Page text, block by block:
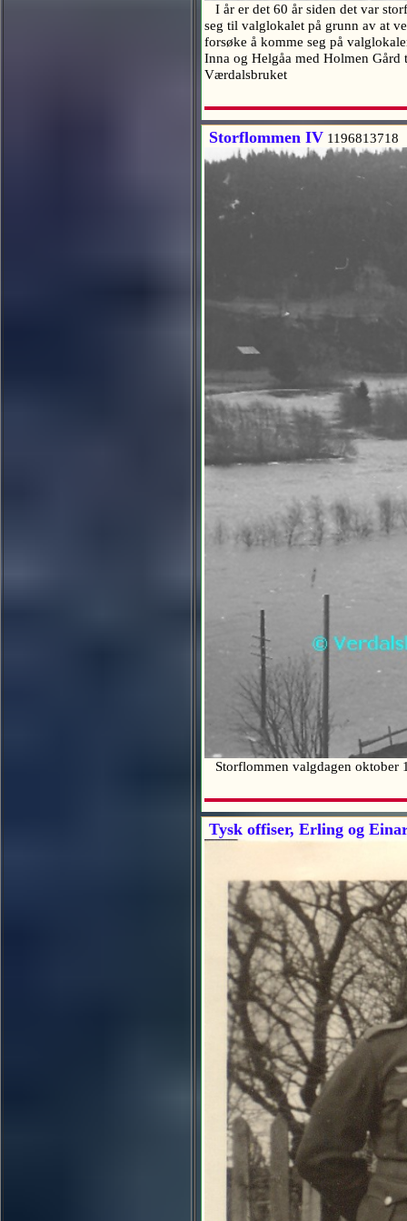
I år er det 60 år siden det var
seg til valglokalet på grunn av at
forsøke å komme seg på
Inna og Helgåa med Holmen
Værdalsbruket
Storflommen IV 1196813718
Storflommen valgdagen oktober
Tysk offiser, Erling og